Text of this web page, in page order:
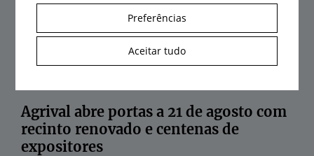
Agrival abre portas a 21 de agosto com
recinto renovado e centenas de
expositores
Preferências
Aceitar tudo